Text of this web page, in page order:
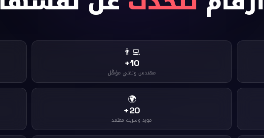
👨‍💻
10+
مهندس وتقني مؤهَّل
🌍
20+
مورد وشريك معتمد